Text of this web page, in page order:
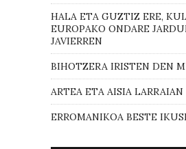
HALA ETA GUZTIZ ERE,
EUROPAKO ONDARE
JAVIERREN
BIHOTZERA IRISTEN DEN
ARTEA ETA AISIA LARRAIAN
ERROMANIKOA BESTE